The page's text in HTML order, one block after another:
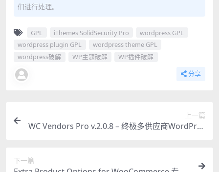
们进行处理。
GPL iThemes SolidSecurity Pro
wordpress GPL
wordpress plugin GPL
wordpress theme GPL
wordpress破解
WP主题破解 WP插件破解
分享
上一篇
WC Vendors Pro v.2.0.8 – 终极多供应商WordPres
下一篇